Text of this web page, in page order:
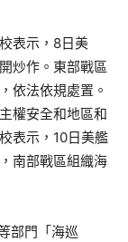
表示，8日美
炒作。東部戰區
依法依規處置。
權安全和地區和
表示，10日美艦
南部戰區組織海
部門「海巡